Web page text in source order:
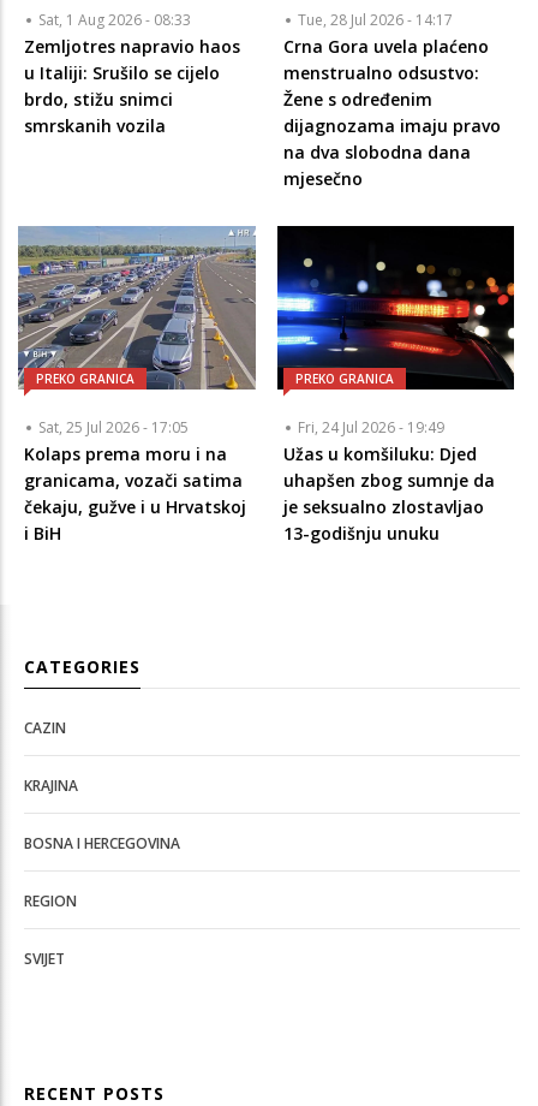
Sat, 1 Aug 2026 - 08:33
Zemljotres napravio haos
u Italiji: Srušilo se cijelo
brdo, stižu snimci
smrskanih vozila
Tue, 28 Jul 2026 - 14:17
Crna Gora uvela plaćeno
menstrualno odsustvo:
Žene s određenim
dijagnozama imaju pravo
na dva slobodna dana
mjesečno
PREKO GRANICA
Sat, 25 Jul 2026 - 17:05
Kolaps prema moru i na
granicama, vozači satima
čekaju, gužve i u Hrvatskoj
i BiH
PREKO GRANICA
Fri, 24 Jul 2026 - 19:49
Užas u komšiluku: Djed
uhapšen zbog sumnje da
je seksualno zlostavljao
13-godišnju unuku
CATEGORIES
CAZIN
KRAJINA
BOSNA I HERCEGOVINA
REGION
SVIJET
RECENT POSTS